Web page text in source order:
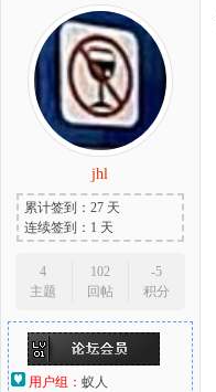
jhl
累计签到：27 天
连续签到：1 天
4
主题
102
回帖
-5
积分
用户组： 蚁人